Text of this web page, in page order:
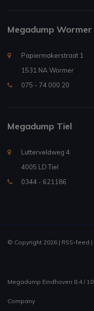
Megadump Wormer
Papiermakerstraat 1
1531 NA Wormer
075 - 74 000 20
Megadump Tiel
Lutterveldweg 4
4005 LD Tiel
0344 - 621186
© Copyright 2026 | RSS-feed |
Megadump Eindhoven 8.4/ 10
Company